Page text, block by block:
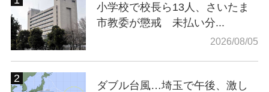
小学校で校長ら13人、さいたま
市教委が懲戒 未払い分...
2026/08/05
ダブル台風…埼玉で午後、激し